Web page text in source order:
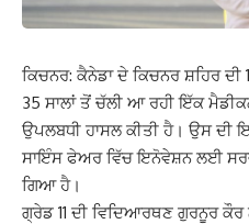
ਕਿਚਨਰ: ਕੈਨੇਡਾ ਦੇ ਕਿਚਨਰ ਸ਼ਹਿਰ
35 ਸਾਲਾਂ ਤੋਂ ਚੱਲੀ ਆ ਰਹੀ ਇੱਕ
ਉਪਲਬਧੀ ਹਾਸਲ ਕੀਤੀ ਹੈ। ਉਸ
ਸਾਇੰਸ ਫੇਅਰ ਵਿੱਚ ਇਨੋਵੇਸ਼ਨ ਲਈ
ਗਿਆ ਹੈ।
ਗ੍ਰੇਡ 11 ਦੀ ਵਿਦਿਆਰਥਣ ਗੁਰਨੂਰ